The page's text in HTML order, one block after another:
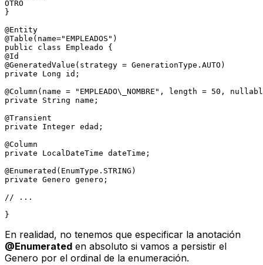
OTRO
}
@Entity
@Table(name="EMPLEADOS")
public
class Empleado
@Id
@GeneratedValue(strategy = GenerationType.AUTO)
private Long id;
@Column(name = "EMPLEADO\_NOMBRE", length = 50,
private String name;
@Transient
private Integer edad;
@Column
private LocalDateTime dateTime;
@Enumerated(EnumType.STRING)
private Genero genero;
// ...
En realidad, no tenemos que especificar la anotación
@Enumerated en absoluto si vamos a persistir el
Genero por el ordinal de la enumeración.